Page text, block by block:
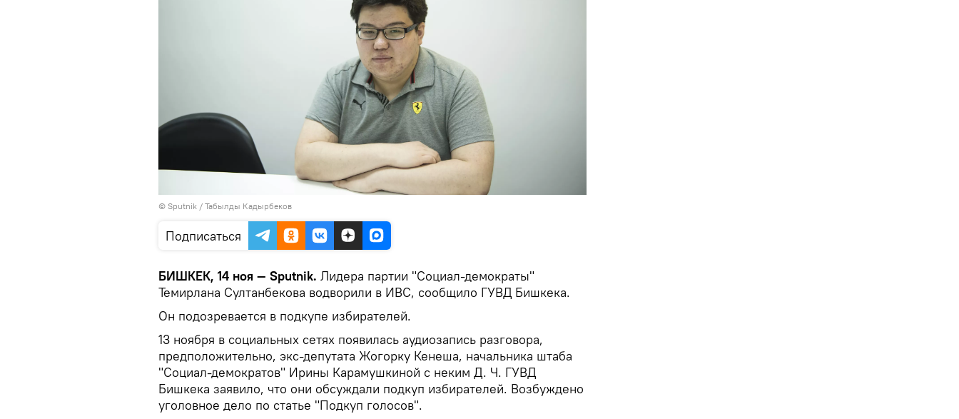
© Sputnik / Табылды Кадырбеков
Подписаться
БИШКЕК, 14 ноя — Sputnik. Лидера партии "Социал-демократы"
Темирлана Султанбекова водворили в ИВС, сообщило ГУВД Бишкека.
Он подозревается в подкупе избирателей.
13 ноября в социальных сетях появилась аудиозапись разговора,
предположительно, экс-депутата Жогорку Кенеша, начальника штаба
"Социал-демократов" Ирины Карамушкиной с неким Д. Ч. ГУВД
Бишкека заявило, что они обсуждали подкуп избирателей. Возбуждено
уголовное дело по статье "Подкуп голосов".